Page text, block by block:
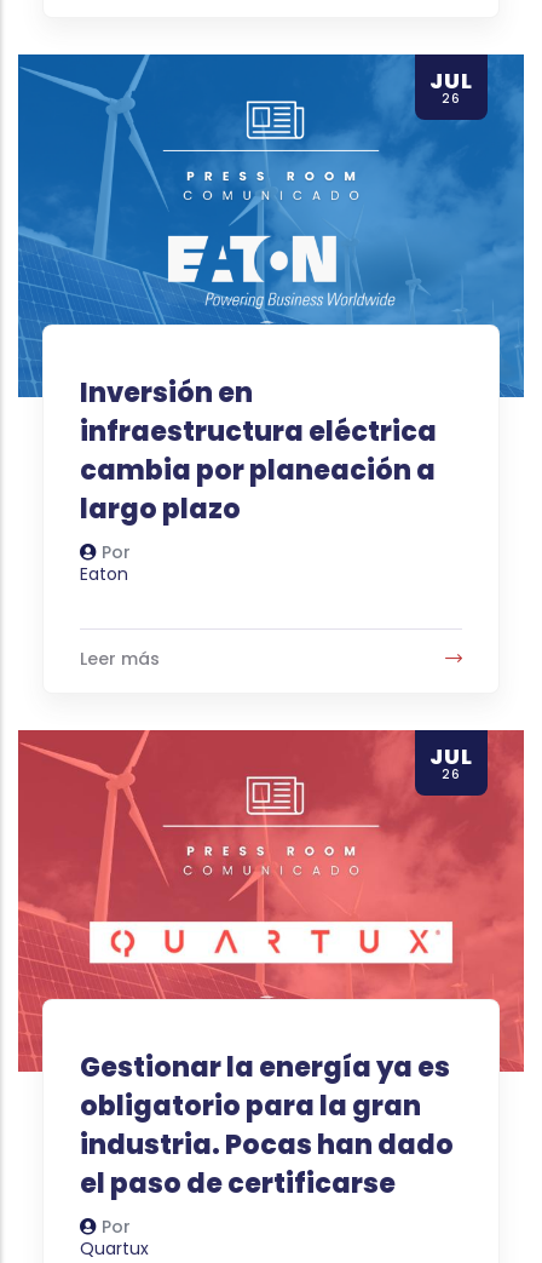
JUL
26
Inversión en
infraestructura eléctrica
cambia por planeación a
largo plazo
Por
Autor
Eaton
Leer más
JUL
26
Gestionar la energía ya es
obligatorio para la gran
industria. Pocas han dado
el paso de certificarse
Por
Autor
Quartux